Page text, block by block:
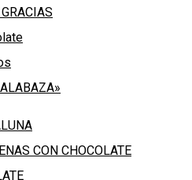
CON CHOCOLATE